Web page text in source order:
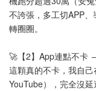
不誇張，多工切APP
轉圈圈。
🚀【2】App連點不卡
這顆真的不卡，我自
YouTube），完全沒延